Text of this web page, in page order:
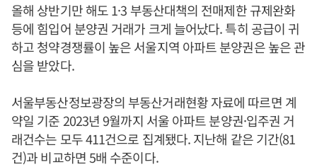
올해 상반기만 해도 1·3 부동산대책의 전매제한 규제완화
등에 힘입어 분양권 거래가 크게 늘어났다. 특히 공급이 귀
하고 청약경쟁률이 높은 서울지역 아파트 분양권은 높은 관
심을 받았다.
서울부동산정보광장의 부동산거래현황 자료에 따르면 계
약일 기준 2023년 9월까지 서울 아파트 분양권·입주권 거
래건수는 모두 411건으로 집계됐다. 지난해 같은 기간(81
건)과 비교하면 5배 수준이다.